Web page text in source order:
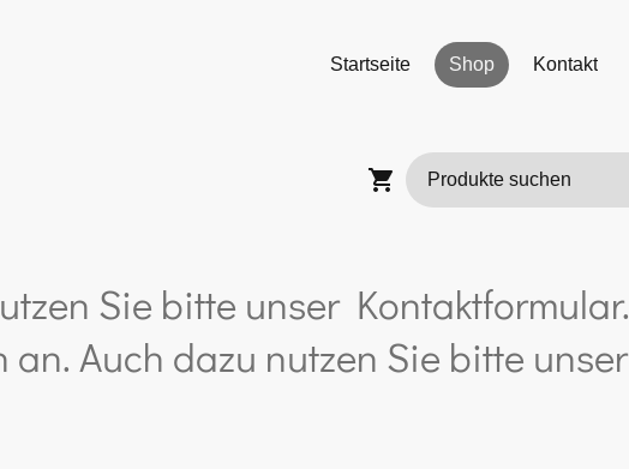
Startseite Shop Kontakt
Sie bitte unser Kontaktformular.
Auch dazu nutzen Sie bitte unser